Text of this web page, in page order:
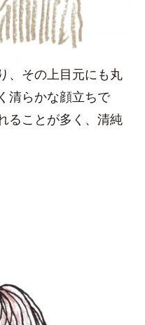
、その上目元にも丸
清らかな顔立ちで
ることが多く、清純